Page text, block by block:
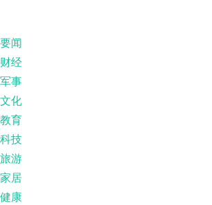
要闻
财经
军事
文化
教育
科技
旅游
家居
健康